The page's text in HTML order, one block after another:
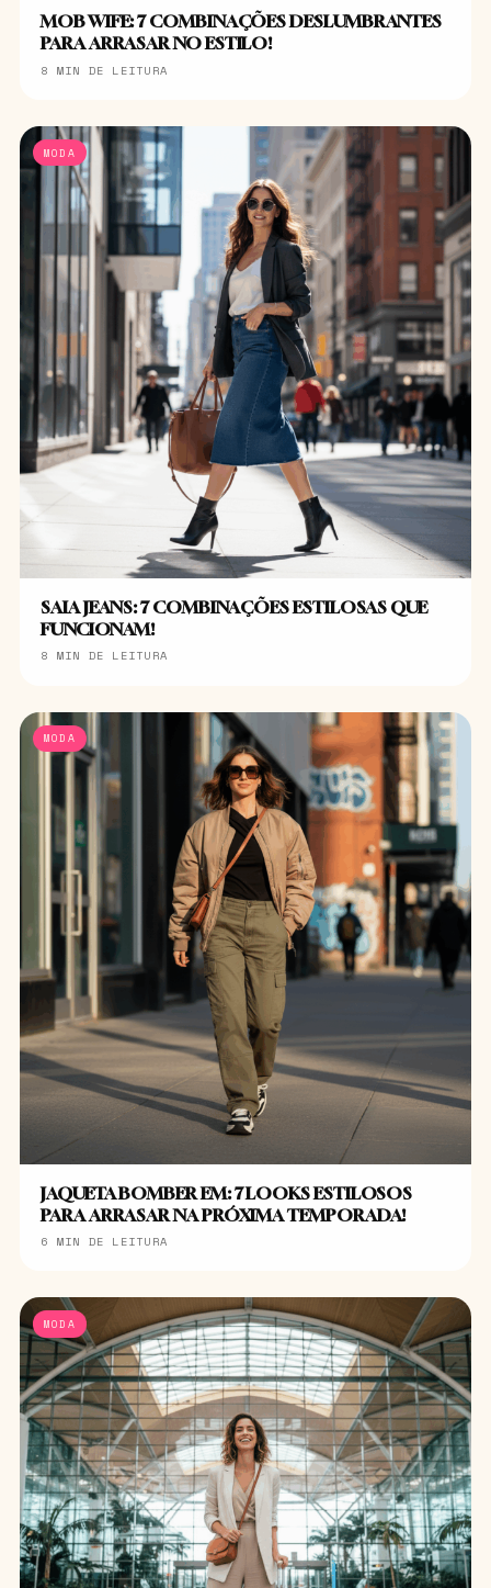
MOB WIFE: 7 COMBINAÇÕES DESLUMBRANTES
PARA ARRASAR NO ESTILO!
8 MIN DE LEITURA
MODA
SAIA JEANS: 7 COMBINAÇÕES ESTILOSAS QUE
FUNCIONAM!
8 MIN DE LEITURA
MODA
JAQUETA BOMBER EM: 7 LOOKS ESTILOSOS
PARA ARRASAR NA PRÓXIMA TEMPORADA!
6 MIN DE LEITURA
MODA